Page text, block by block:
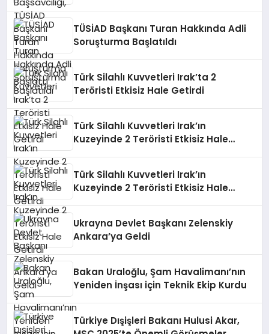
TÜSİAD Başkanı Turan Hakkında Adli
Soruşturma Başlatıldı
Türk Silahlı Kuvvetleri Irak’ta 2
Teröristi Etkisiz Hale Getirdi
Türk Silahlı Kuvvetleri Irak’ın
Kuzeyinde 2 Teröristi Etkisiz Hale
Türk Silahlı Kuvvetleri Irak’ın
Kuzeyinde 2 Teröristi Etkisiz Hale
Ukrayna Devlet Başkanı Zelenskiy
Ankara’ya Geldi
Bakan Uraloğlu, Şam Havalimanı’nın
Yeniden İnşası için Teknik Ekip Kurdu
Türkiye Dışişleri Bakanı Hulusi Akar,